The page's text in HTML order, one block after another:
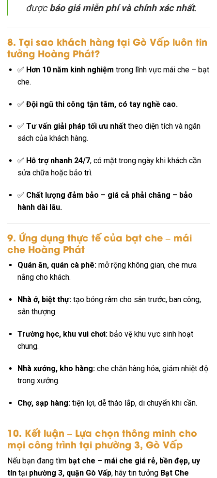
đượcbáo giá miễn phí và chính xác nhất.
8. Tại sao khách hàng tại Gò Vấp luôn tin
tưởng Hoàng Phát?
✅ Hơn 10 năm kinh nghiệm trong lĩnh vực mái che – bạt
che.
✅ Đội ngũ thi công tận tâm, có tay nghề cao.
✅ Tư vấn giải pháp tối ưu nhấttheo diện tích và ngân
sách của khách hàng.
✅ Hỗ trợ nhanh 24/7, có mặt trong ngày khi khách cần
sửa chữa hoặc bảo trì.
✅ Chất lượng đảm bảo – giá cả phải chăng – bảo
hành dài lâu.
9. Ứng dụng thực tế của bạt che – mái
che Hoàng Phát
Quán ăn, quán cà phê:mở rộng không gian, che mưa
nắng cho khách.
Nhà ở, biệt thự:tạo bóng râm cho sân trước, ban công,
sân thượng.
Trường học, khu vui chơi:bảo vệ khu vực sinh hoạt
chung.
Nhà xưởng, kho hàng:che chắn hàng hóa, giảm nhiệt độ
trong xưởng.
Chợ, sạp hàng:tiện lợi, dễ tháo lắp, di chuyển khi cần.
10. Kết luận – Lựa chọn thông minh cho
mọi công trình tại phường 3, Gò Vấp
Nếu bạn đang tìm bạt che – mái che giá rẻ, bền đẹp, uy
tín tại phường 3, quận Gò Vấp, hãy tin tưởng Bạt Che